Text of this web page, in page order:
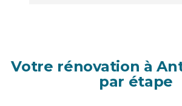
Votre rénovation à
par étape